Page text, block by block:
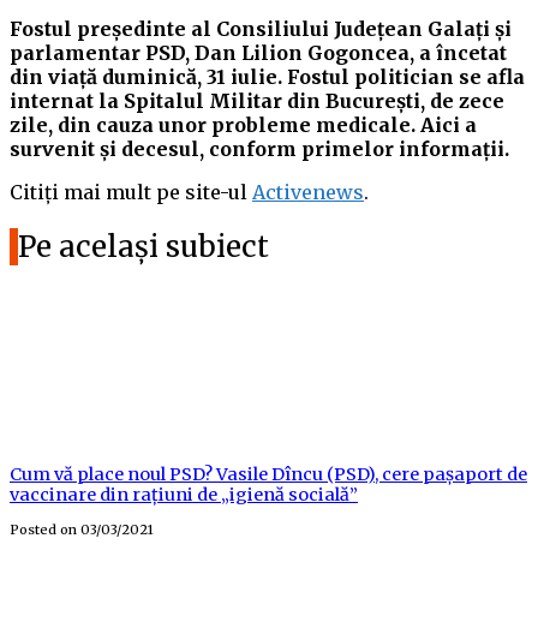
Fostul președinte al Consiliului Județean Galați și
parlamentar PSD, Dan Lilion Gogoncea, a încetat
din viață duminică, 31 iulie. Fostul politician se afla
internat la Spitalul Militar din București, de zece
zile, din cauza unor probleme medicale. Aici a
survenit și decesul, conform primelor informații.
Citiți mai mult pe site-ul Activenews.
Pe același subiect
Cum vă place noul PSD? Vasile Dîncu (PSD), cere pașaport de
vaccinare din rațiuni de „igienă socială”
Posted on 03/03/2021